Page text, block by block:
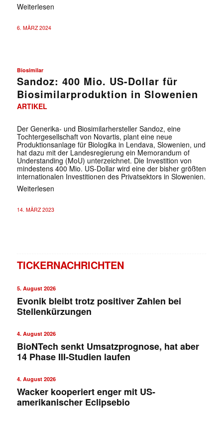
Weiterlesen
6. MÄRZ 2024
Biosimilar
Sandoz: 400 Mio. US-Dollar für
Biosimilarproduktion in Slowenien
ARTIKEL
Der Generika- und Biosimilarhersteller Sandoz, eine
Tochtergesellschaft von Novartis, plant eine neue
Produktionsanlage für Biologika in Lendava, Slowenien, und
hat dazu mit der Landesregierung ein Memorandum of
Understanding (MoU) unterzeichnet. Die Investition von
mindestens 400 Mio. US-Dollar wird eine der bisher größten
internationalen Investitionen des Privatsektors in Slowenien.
Weiterlesen
14. MÄRZ 2023
TICKERNACHRICHTEN
5. August 2026
Evonik bleibt trotz positiver Zahlen bei
Stellenkürzungen
4. August 2026
BioNTech senkt Umsatzprognose, hat aber
14 Phase III-Studien laufen
4. August 2026
Wacker kooperiert enger mit US-
amerikanischer Eclipsebio